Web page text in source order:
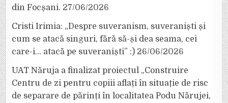
din Focșani. 27/06/2026
Cristi Irimia: „Despre suveranism, suveraniști și
cum se atacă singuri, fără să-și dea seama, cei
care-i… atacă pe suveraniști” :) 26/06/2026
UAT Năruja a finalizat proiectul „Construire
Centru de zi pentru copiii aflați în situație de risc
de separare de părinți în localitatea Podu Nărujei,